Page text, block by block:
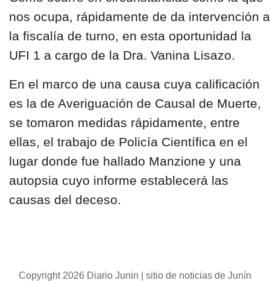
nos ocupa, rápidamente de da intervención a
la fiscalía de turno, en esta oportunidad la
UFI 1 a cargo de la Dra. Vanina Lisazo.
En el marco de una causa cuya calificación
es la de Averiguación de Causal de Muerte,
se tomaron medidas rápidamente, entre
ellas, el trabajo de Policía Científica en el
lugar donde fue hallado Manzione y una
autopsia cuyo informe establecerá las
causas del deceso.
Copyright 2026 Diario Junin | sitio de noticias de Junín